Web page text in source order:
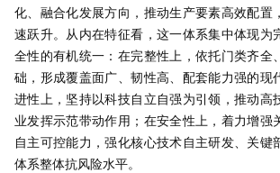
化、融合化发展方向，推动生产要素高效配置
速跃升。从内在特征看，这一体系集中体现为
全性的有机统一：在完整性上，依托门类齐全
础，形成覆盖面广、韧性高、配套能力强的现
进性上，坚持以科技自立自强为引领，推动高
业发挥示范带动作用；在安全性上，着力增强
自主可控能力，强化核心技术自主研发、关键
体系整体抗风险水平。